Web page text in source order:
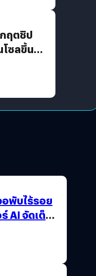
กฤตชิป
ซลขึ้น
อพับไร้รอย
AI จัดเต็ม